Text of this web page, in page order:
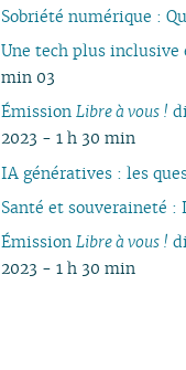
Sobriété numérique :
Une tech plus
min 03
Émission Libre à vous !
2023 - 1 h 30 min
IA génératives : les
Santé et souveraineté
Émission Libre à vous !
2023 - 1 h 30 min